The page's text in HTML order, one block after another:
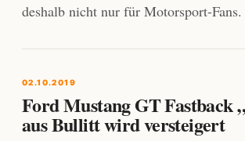
deshalb nicht nur für Motorsport-Fans.
02.10.2019
Ford Mustang GT Fastback
aus Bullitt wird versteigert